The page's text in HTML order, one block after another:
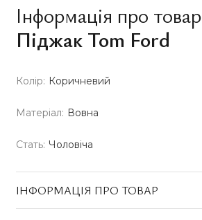
Інформація про товар
Піджак Tom Ford
Колір: Коричневий
Матеріал: Вовна
Стать: Чоловіча
ІНФОРМАЦІЯ ПРО ТОВАР